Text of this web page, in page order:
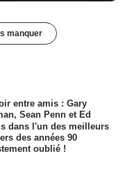
manquer
entre amis : Gary
Sean Penn et Ed
dans l'un des meilleurs
des années 90
oublié !